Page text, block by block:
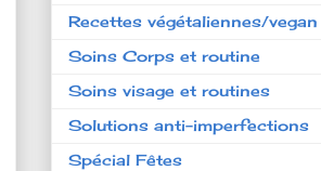
Recettes végétaliennes/vegan
Soins Corps et routine
Soins visage et routines
Solutions anti-imperfections
Spécial Fêtes